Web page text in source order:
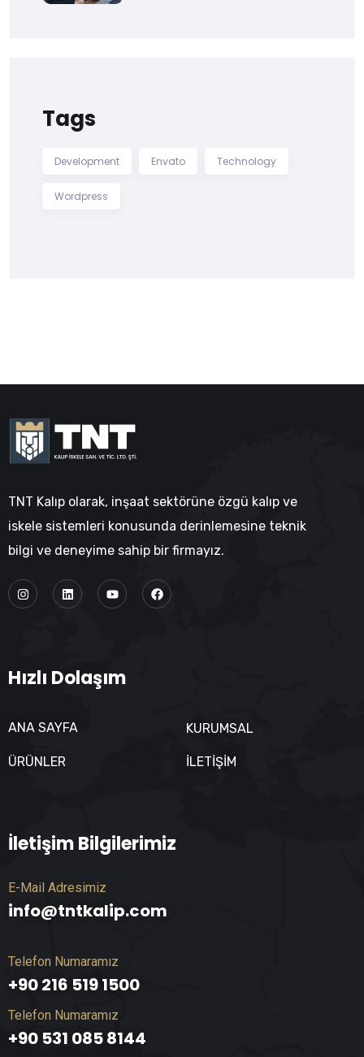
Tags
Development Envato Technology
Wordpress
TNT Kalıp olarak, inşaat sektörüne özgü kalıp ve
iskele sistemleri konusunda derinlemesine teknik
bilgi ve deneyime sahip bir firmayız.
Hızlı Dolaşım
ANA SAYFA KURUMSAL
ÜRÜNLER İLETIŞIM
İletişim Bilgilerimiz
E-Mail Adresimiz
info@tntkalip.com
Telefon Numaramız
+90 216 519 1500
Telefon Numaramız
+90 531 085 8144